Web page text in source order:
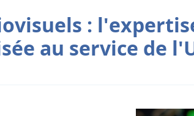
:
au service de